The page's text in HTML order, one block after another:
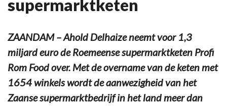
supermarktketen
ZAANDAM – Ahold Delhaize neemt voor 1,3
miljard euro de Roemeense supermarktketen Profi
Rom Food over. Met de overname van de keten met
1654 winkels wordt de aanwezigheid van het
Zaanse supermarktbedrijf in het land meer dan